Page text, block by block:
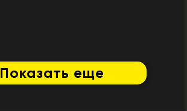
Показать еще